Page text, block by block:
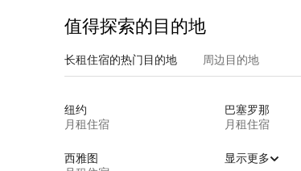
值得探索的目的地
长租住宿的热门目的地 周边目的地
纽约
月租住宿
巴塞罗那
月租住宿
西雅图
显示更多